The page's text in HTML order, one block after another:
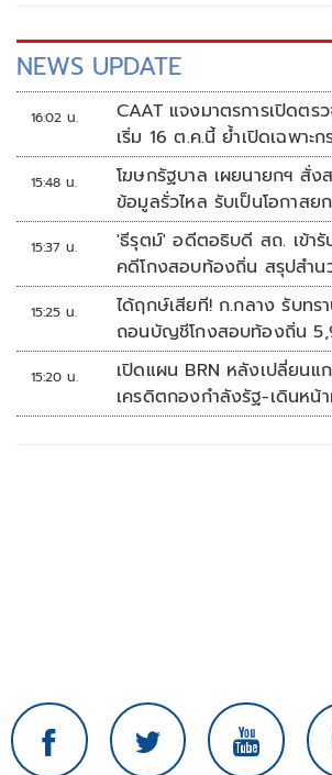
NEWS UPDATE
16:02 น.
CAAT แจงมาตรการเปิดตรว
เริ่ม 16 ต.ค.นี้ ย้ำเปิดเฉพา
15:48 น.
โฆษกรัฐบาล เผยนายกฯ สั่ง
ข้อมูลรั่วไหล รับเป็นโอกาสย
ปลอดภัยข้อมูลภาครัฐทั้งระ
15:37 น.
'ธีรุตม์' อดีตอธิบดี สถ. เข้ารั
คดีโกงสอบท้องถิ่น สรุปสำน
สัปดาห์หน้า
15:25 น.
ได้ฤกษ์เสียที! ก.กลาง รับท
ถอนบัญชีโกงสอบท้องถิ่น
15:20 น.
เปิดแผน BRN หลังเปลี่ยนแ
เครดิตกองกำลังรัฐ-เดินหน้